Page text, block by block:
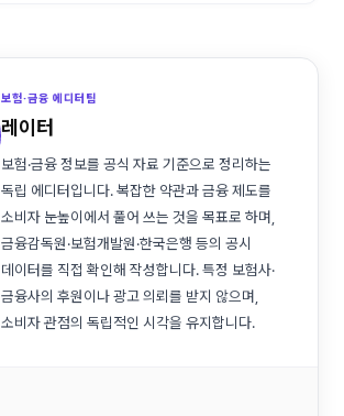
보험·금융 에디터팀
레이터
보험·금융 정보를 공식 자료 기준으로 정리하는
독립 에디터입니다. 복잡한 약관과 금융 제도를
소비자 눈높이에서 풀어 쓰는 것을 목표로 하며,
금융감독원·보험개발원·한국은행 등의 공시
데이터를 직접 확인해 작성합니다. 특정 보험사·
금융사의 후원이나 광고 의뢰를 받지 않으며,
소비자 관점의 독립적인 시각을 유지합니다.